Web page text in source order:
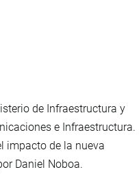
de Infraestructura y
e Infraestructura.
impacto de la nueva
Daniel Noboa.